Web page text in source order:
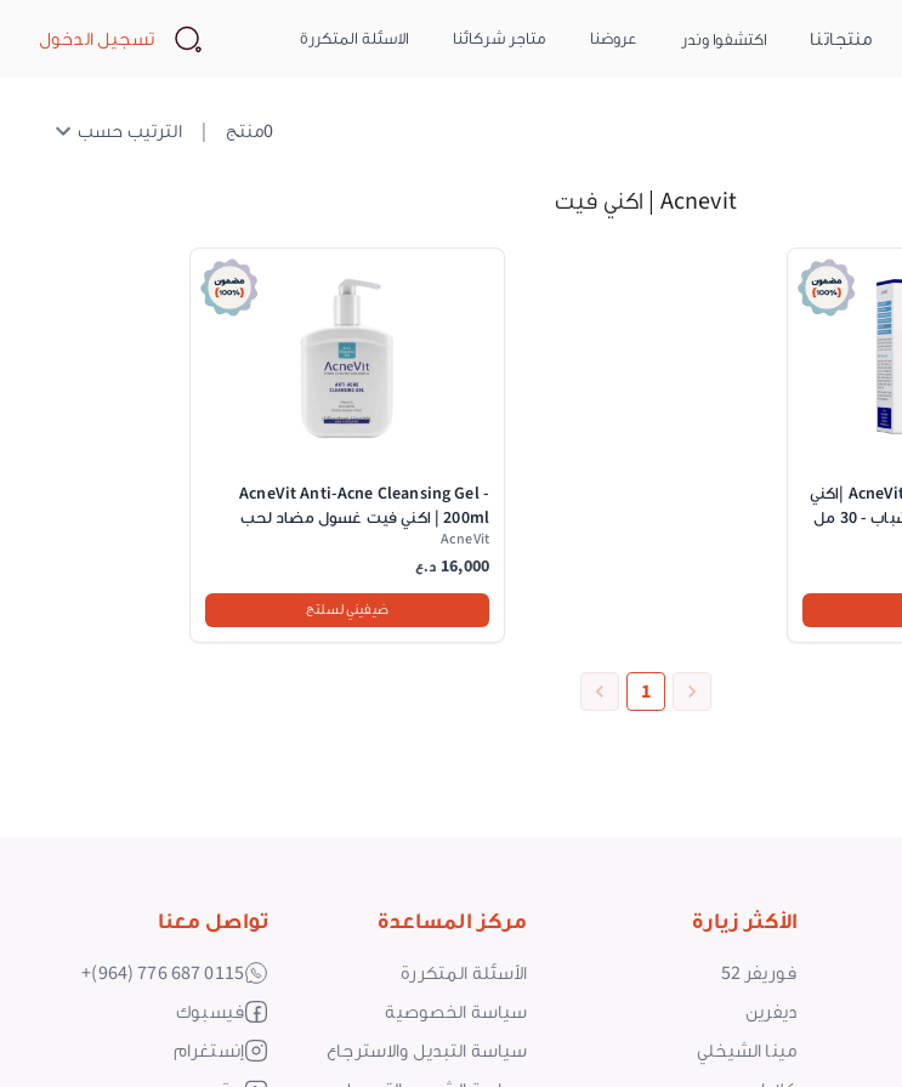
تسجيل الدخول Search الاسئلة المتكررة متاجر شركائنا عروضنا اكتشفوا وندر منتجاتنا
الترتيب حسب | منتج0
Acnevit | اكني فيت
AcneVit Anti-Acne Serum - 30ml |اكني
AcneVit Anti-Acne Cleansing Gel -
200ml | اكني فيت غسول مضاد لحب
سي والسينتيلا - 200 مل
AcneVit
16,000 د.ع
ضيفيني لسلتج
1
الأكثر زيارة
فوريفر 52
ديفرين
مينا الشيخلي
مركز المساعدة
الأسئلة المتكررة
سياسة الخصوصية
سياسة التبديل والاسترجاع
تواصل معنا
+(964) 776 687 0115
فيسبوك
إنستغرام